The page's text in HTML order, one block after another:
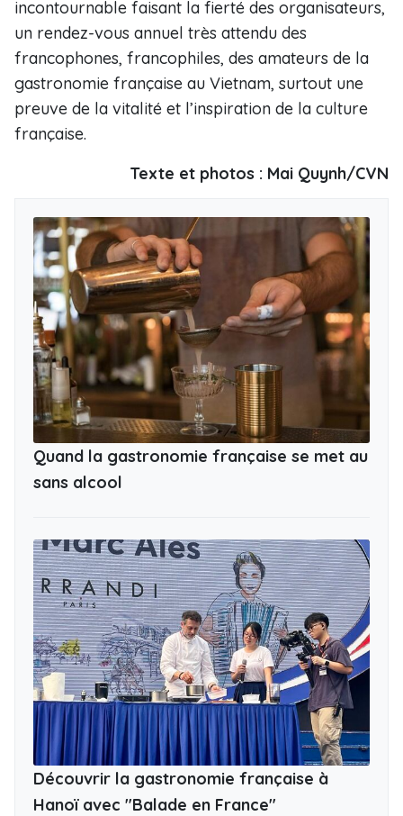
incontournable faisant la fierté des organisateurs,
un rendez-vous annuel très attendu des
francophones, francophiles, des amateurs de la
gastronomie française au Vietnam, surtout une
preuve de la vitalité et l’inspiration de la culture
française.
Texte et photos : Mai Quynh/CVN
Quand la gastronomie française se met au
sans alcool
Découvrir la gastronomie française à
Hanoï avec "Balade en France"